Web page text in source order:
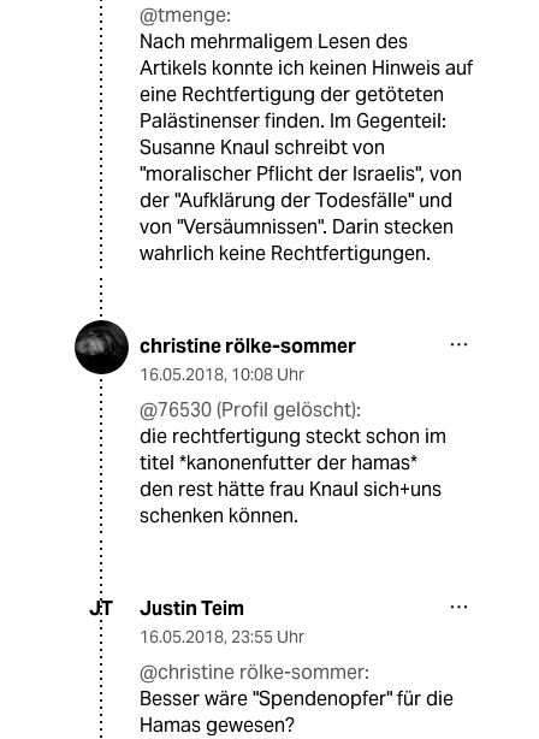
@tmenge:
Nach mehrmaligem Lesen des
Artikels konnte ich keinen Hinweis auf
eine Rechtfertigung der getöteten
Palästinenser finden. Im Gegenteil:
Susanne Knaul schreibt von
"moralischer Pflicht der Israelis", von
der "Aufklärung der Todesfälle" und
von "Versäumnissen". Darin stecken
wahrlich keine Rechtfertigungen.
christine rölke-sommer
16.05.2018, 10:08 Uhr
@76530 (Profil gelöscht):
die rechtfertigung steckt schon im
titel *kanonenfutter der hamas*
den rest hätte frau Knaul sich+uns
schenken können.
JT Justin Teim
16.05.2018, 23:55 Uhr
@christine rölke-sommer:
Besser wäre "Spendenopfer" für die
Hamas gewesen?